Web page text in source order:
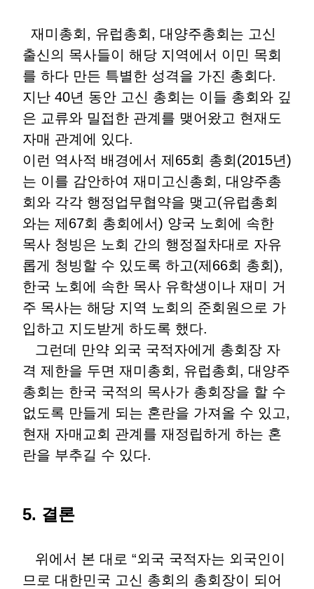
재미총회, 유럽총회, 대양주총회는 고신
출신의 목사들이 해당 지역에서 이민 목회
를 하다 만든 특별한 성격을 가진 총회다.
지난 40년 동안 고신 총회는 이들 총회와 깊
은 교류와 밀접한 관계를 맺어왔고 현재도
자매 관계에 있다.
이런 역사적 배경에서 제65회 총회(2015년)
는 이를 감안하여 재미고신총회, 대양주총
회와 각각 행정업무협약을 맺고(유럽총회
와는 제67회 총회에서) 양국 노회에 속한
목사 청빙은 노회 간의 행정절차대로 자유
롭게 청빙할 수 있도록 하고(제66회 총회),
한국 노회에 속한 목사 유학생이나 재미 거
주 목사는 해당 지역 노회의 준회원으로 가
입하고 지도받게 하도록 했다.
그런데 만약 외국 국적자에게 총회장 자
격 제한을 두면 재미총회, 유럽총회, 대양주
총회는 한국 국적의 목사가 총회장을 할 수
없도록 만들게 되는 혼란을 가져올 수 있고,
현재 자매교회 관계를 재정립하게 하는 혼
란을 부추길 수 있다.
5. 결론
위에서 본 대로 “외국 국적자는 외국인이
므로 대한민국 고신 총회의 총회장이 되어